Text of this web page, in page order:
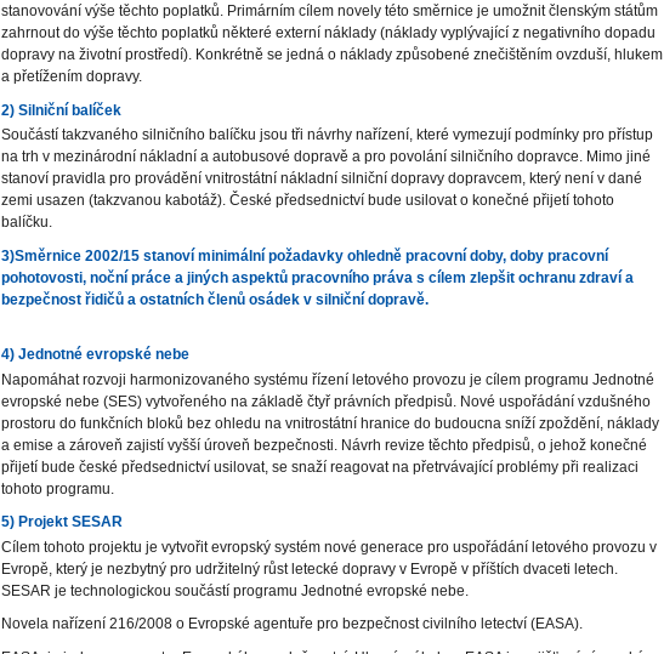
stanovování výše těchto poplatků. Primárním cílem novely této směrnice je umožnit členským státům
zahrnout do výše těchto poplatků některé externí náklady (náklady vyplývající z negativního dopadu
dopravy na životní prostředí). Konkrétně se jedná o náklady způsobené znečištěním ovzduší, hlukem
a přetížením dopravy.
2) Silniční balíček
Součástí takzvaného silničního balíčku jsou tři návrhy nařízení, které vymezují podmínky pro přístup
na trh v mezinárodní nákladní a autobusové dopravě a pro povolání silničního dopravce. Mimo jiné
stanoví pravidla pro provádění vnitrostátní nákladní silniční dopravy dopravcem, který není v dané
zemi usazen (takzvanou kabotáž). České předsednictví bude usilovat o konečné přijetí tohoto
balíčku.
3)Směrnice 2002/15 stanoví minimální požadavky ohledně pracovní doby, doby pracovní
pohotovosti, noční práce a jiných aspektů pracovního práva s cílem zlepšit ochranu zdraví a
bezpečnost řidičů a ostatních členů osádek v silniční dopravě.
4) Jednotné evropské nebe
Napomáhat rozvoji harmonizovaného systému řízení letového provozu je cílem programu Jednotné
evropské nebe (SES) vytvořeného na základě čtyř právních předpisů. Nové uspořádání vzdušného
prostoru do funkčních bloků bez ohledu na vnitrostátní hranice do budoucna sníží zpoždění, náklady
a emise a zároveň zajistí vyšší úroveň bezpečnosti. Návrh revize těchto předpisů, o jehož konečné
přijetí bude české předsednictví usilovat, se snaží reagovat na přetrvávající problémy při realizaci
tohoto programu.
5) Projekt SESAR
Cílem tohoto projektu je vytvořit evropský systém nové generace pro uspořádání letového provozu v
Evropě, který je nezbytný pro udržitelný růst letecké dopravy v Evropě v příštích dvaceti letech.
SESAR je technologickou součástí programu Jednotné evropské nebe.
Novela nařízení 216/2008 o Evropské agentuře pro bezpečnost civilního letectví (EASA).